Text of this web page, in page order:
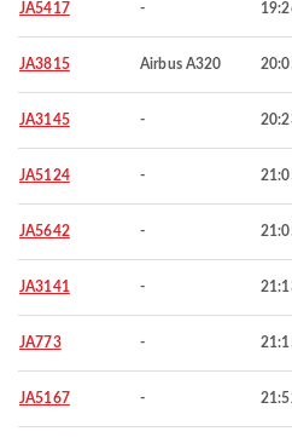
JA5417 -
JA3815 Airbus A320
JA3145 -
JA5124 -
JA5642 -
JA3141 -
JA773 -
JA5167 -